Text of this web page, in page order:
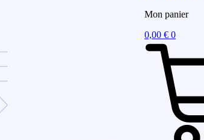
Mon panier
0,00 € 0